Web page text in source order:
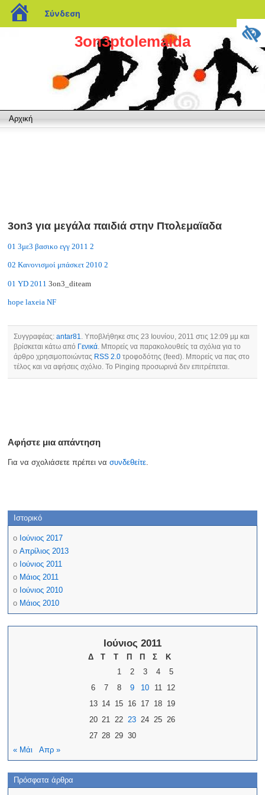
blogs.sch.gr
Σύνδεση
3on3ptolemaida
Αρχική
3on3 για μεγάλα παιδιά στην Πτολεμαϊαδα
01 3με3 βασικο εγγ 2011 2
02 Κανονισμοί μπάσκετ 2010 2
01 YD 20113on3_diteam
hope laxeia NF
Συγγραφέας:antar81
. Υποβλήθηκε στις 23 Ιουνίου, 2011 στις 12:09 μμ και
βρίσκεται κάτω από Γενικά . Μπορείς να παρακολουθείς τα σχόλια για το
άρθρο χρησιμοποιώντας RSS 2.0 τροφοδότης (feed). Μπορείς να πας στο
τέλος και να αφήσεις σχόλιο. Το Pinging προσωρινά δεν επιτρέπεται.
Αφήστε μια απάντηση
Για να σχολιάσετε πρέπει νασυνδεθείτε
Ιστορικό
Ιούνιος 2017
Απρίλιος 2013
Ιούνιος 2011
Μάιος 2011
Ιούνιος 2010
Μάιος 2010
Ιούνιος 2011
Δ Τ Τ Π Π Σ
Κ
1
2 3 4
5
6
7 8 9 10 11
12
13 14 15 16 17 18 19
20 21 22 23 24 25 26
27 28 29 30
« Μάι
Απρ »
Πρόσφατα άρθρα